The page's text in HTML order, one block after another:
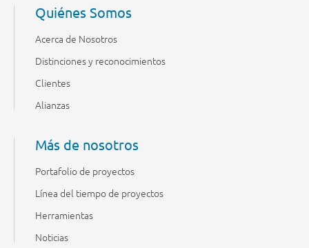
Quiénes Somos
Acerca de Nosotros
Distinciones y reconocimientos
Clientes
Alianzas
Más de nosotros
Portafolio de proyectos
Línea del tiempo de proyectos
Herramientas
Noticias